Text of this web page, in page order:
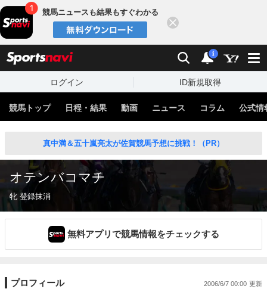
競馬ニュースも結果もすぐわかる
検索 通知
i
ログイン ID新規取得
競馬トップ 日程・結果 動画 ニュース コラム 公式情
真中満＆五十嵐亮太が佐賀競馬予想に挑戦！（PR）
オテンバコマチ
牝 登録抹消
無料アプリで競馬情報をチェックする
プロフィール 2006/6/7 00:00